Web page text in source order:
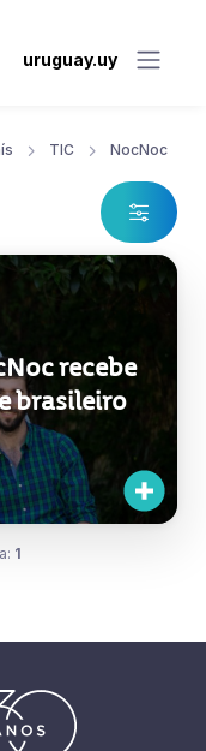
uruguay.uy
TIC NocNoc
recebe
brasileiro
1